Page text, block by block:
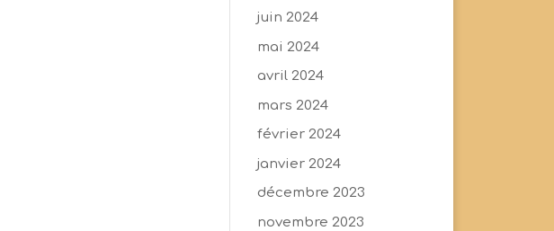
juin 2024
mai 2024
avril 2024
mars 2024
février 2024
janvier 2024
décembre 2023
novembre 2023